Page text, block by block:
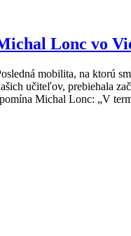
Lonc vo
mobilita, na ktorú
učiteľov, prebiehala
Michal Lonc: „V